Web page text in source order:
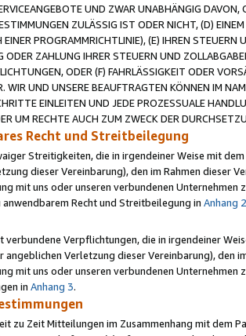
UND ZWAR UNABHÄNGIG
ZULÄSSIG IST ODER NICHT, (D)
EINER PROGRAMMRICHTLINIE), (E) IHREN
ODER ZAHLUNG IHRER STEUERN UND
ODER (F) FAHRLÄSSIGKEIT ODER
WIR UND UNSERE BEAUFTRAGTEN KÖNNEN IM
EINLEITEN UND JEDE PROZESSUALE
UM RECHTE AUCH ZUM ZWECK DER
Recht und Streitbeilegung
Streitigkeiten, die in irgendeiner Weise mit
dieser Vereinbarung), den im Rahmen dieser
mit uns oder unseren verbundenen
anwendbarem Recht und Streitbeilegung in Anhang 2
verbundene Verpflichtungen, die in irgendeiner
angeblichen Verletzung dieser Vereinbarung), den
mit uns oder unseren verbundenen
in Anhang 3.
zu Zeit Mitteilungen im Zusammenhang mit dem